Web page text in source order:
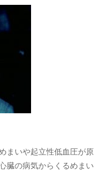
まいや起立性低血圧が原
臓の病気からくるめまい